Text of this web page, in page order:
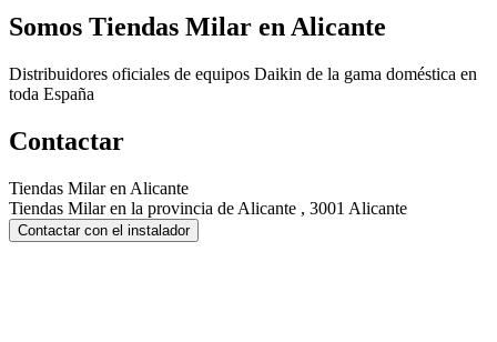
Somos Tiendas Milar en Alicante
Distribuidores oficiales de equipos Daikin de la gama doméstica en
toda España
Contactar
Tiendas Milar en Alicante
Tiendas Milar en la provincia de Alicante , 3001 Alicante
Contactar con el instalador